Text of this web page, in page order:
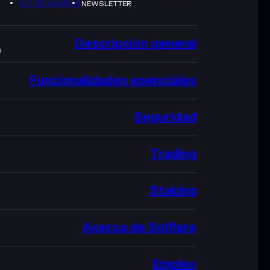
KIT DE MARCANEWSLETTER
Descripción general
Funcionalidades esenciales
Seguridad
Trading
Staking
Acerca de Solflare
Empleo